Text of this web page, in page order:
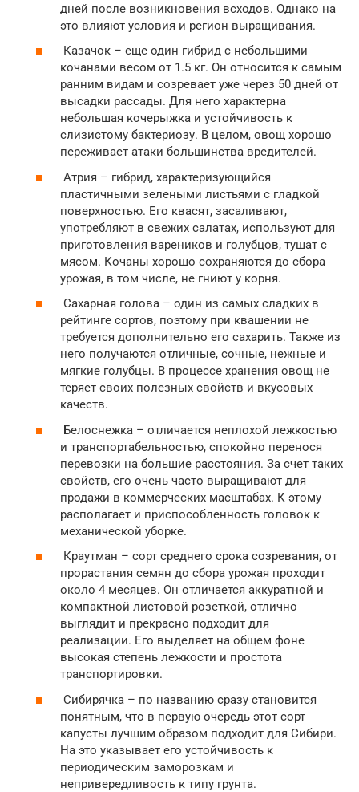
дней после возникновения всходов. Однако на
это влияют условия и регион выращивания.
Казачок – еще один гибрид с небольшими
кочанами весом от 1.5 кг. Он относится к самым
ранним видам и созревает уже через 50 дней от
высадки рассады. Для него характерна
небольшая кочерыжка и устойчивость к
слизистому бактериозу. В целом, овощ хорошо
переживает атаки большинства вредителей.
Атрия – гибрид, характеризующийся
пластичными зелеными листьями с гладкой
поверхностью. Его квасят, засаливают,
употребляют в свежих салатах, используют для
приготовления вареников и голубцов, тушат с
мясом. Кочаны хорошо сохраняются до сбора
урожая, в том числе, не гниют у корня.
Сахарная голова – один из самых сладких в
рейтинге сортов, поэтому при квашении не
требуется дополнительно его сахарить. Также из
него получаются отличные, сочные, нежные и
мягкие голубцы. В процессе хранения овощ не
теряет своих полезных свойств и вкусовых
качеств.
Белоснежка – отличается неплохой лежкостью
и транспортабельностью, спокойно перенося
перевозки на большие расстояния. За счет таких
свойств, его очень часто выращивают для
продажи в коммерческих масштабах. К этому
располагает и приспособленность головок к
механической уборке.
Краутман – сорт среднего срока созревания, от
прорастания семян до сбора урожая проходит
около 4 месяцев. Он отличается аккуратной и
компактной листовой розеткой, отлично
выглядит и прекрасно подходит для
реализации. Его выделяет на общем фоне
высокая степень лежкости и простота
транспортировки.
Сибирячка – по названию сразу становится
понятным, что в первую очередь этот сорт
капусты лучшим образом подходит для Сибири.
На это указывает его устойчивость к
периодическим заморозкам и
непривередливость к типу грунта.